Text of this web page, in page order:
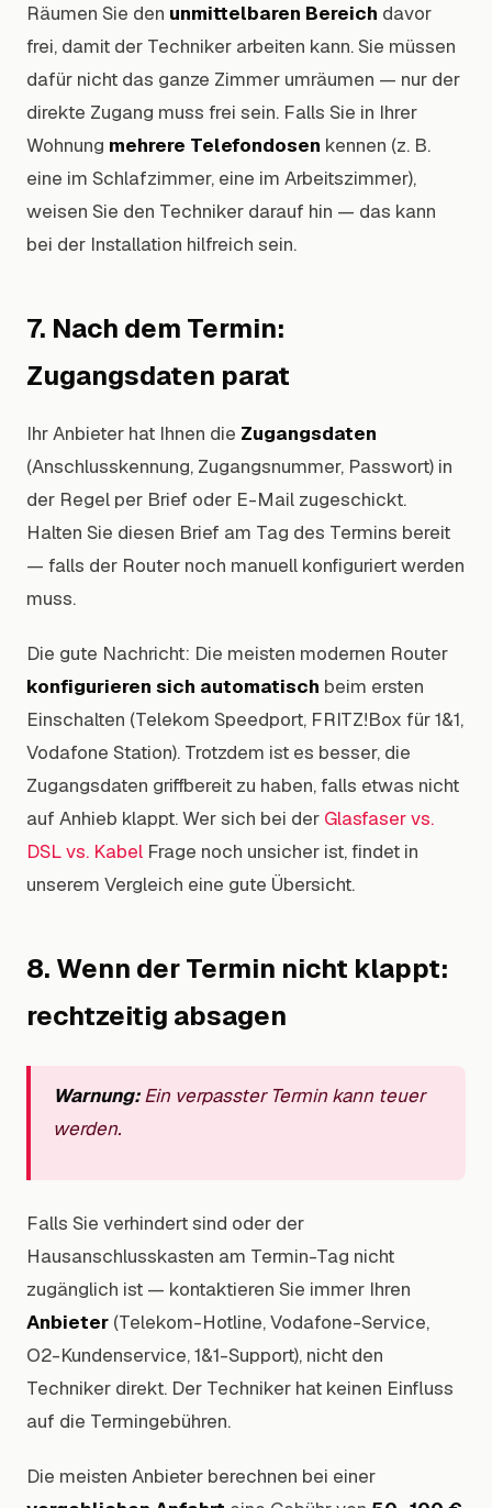
Räumen Sie den unmittelbaren Bereich davor
frei, damit der Techniker arbeiten kann. Sie müssen
dafür nicht das ganze Zimmer umräumen — nur der
direkte Zugang muss frei sein. Falls Sie in Ihrer
Wohnung mehrere Telefondosen kennen (z. B.
eine im Schlafzimmer, eine im Arbeitszimmer),
weisen Sie den Techniker darauf hin — das kann
bei der Installation hilfreich sein.
7. Nach dem Termin:
Zugangsdaten parat
Ihr Anbieter hat Ihnen die Zugangsdaten
(Anschlusskennung, Zugangsnummer, Passwort) in
der Regel per Brief oder E-Mail zugeschickt.
Halten Sie diesen Brief am Tag des Termins bereit
— falls der Router noch manuell konfiguriert werden
muss.
Die gute Nachricht: Die meisten modernen Router
konfigurieren sich automatisch beim ersten
Einschalten (Telekom Speedport, FRITZ!Box für 1&1,
Vodafone Station). Trotzdem ist es besser, die
Zugangsdaten griffbereit zu haben, falls etwas nicht
auf Anhieb klappt. Wer sich bei der Glasfaser vs.
DSL vs. Kabel Frage noch unsicher ist, findet in
unserem Vergleich eine gute Übersicht.
8. Wenn der Termin nicht klappt:
rechtzeitig absagen
Warnung:Ein verpasster Termin kann teuer
werden.
Falls Sie verhindert sind oder der
Hausanschlusskasten am Termin-Tag nicht
zugänglich ist — kontaktieren Sie immer Ihren
Anbieter (Telekom-Hotline, Vodafone-Service,
O2-Kundenservice, 1&1-Support), nicht den
Techniker direkt. Der Techniker hat keinen Einfluss
auf die Termingebühren.
Die meisten Anbieter berechnen bei einer